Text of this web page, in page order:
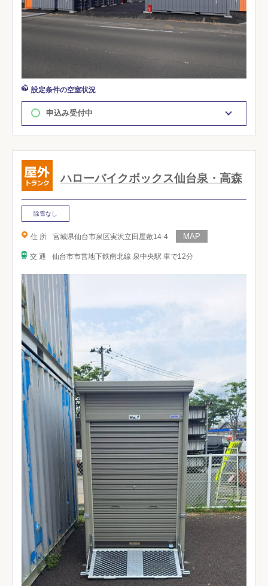
設定条件の空室状況
申込み受付中
ハローバイクボックス仙台泉・高森
除雪なし
住 所 宮城県仙台市泉区実沢立田屋敷14-4
交 通 仙台市市営地下鉄南北線 泉中央駅 車で12分